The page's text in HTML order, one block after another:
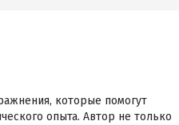
которые помогут
опыта. Автор не только